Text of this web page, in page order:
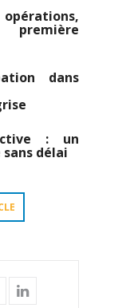
dans
: un
délai